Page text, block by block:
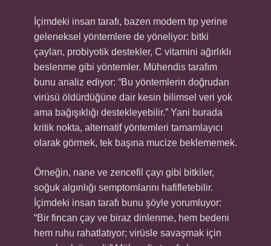
İçimdeki insan tarafı, bazen modern tıp yerine
geleneksel yöntemlere de yöneliyor: bitki
çayları, probiyotik destekler, C vitamini ağırlıklı
beslenme gibi yöntemler. Mühendis tarafım
bunu analiz ediyor: “Bu yöntemlerin doğrudan
virüsü öldürdüğüne dair kesin bilimsel veri yok
ama bağışıklığı destekleyebilir.” Yani burada
kritik nokta, alternatif yöntemleri tamamlayıcı
olarak görmek, tek başına mucize beklememek.
Örneğin, nane ve zencefil çayı gibi bitkiler,
soğuk algınlığı semptomlarını hafifletebilir.
İçimdeki insan tarafı bunu şöyle yorumluyor:
“Bir fincan çay ve biraz dinlenme, hem bedeni
hem ruhu rahatlatıyor; virüsle savaşmak için